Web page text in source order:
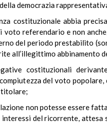
democrazia
costituzionale abbia
referendario e non
del periodo prestabilito
all’illegittimo abbinamento
costituzionali
del voto
non potesse essere
del ricorrente, attesa